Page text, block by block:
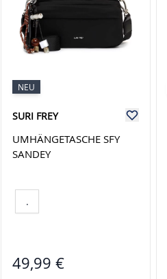
NEU
SURI FREY
UMHÄNGETASCHE SFY
SANDEY
.
49,99 €